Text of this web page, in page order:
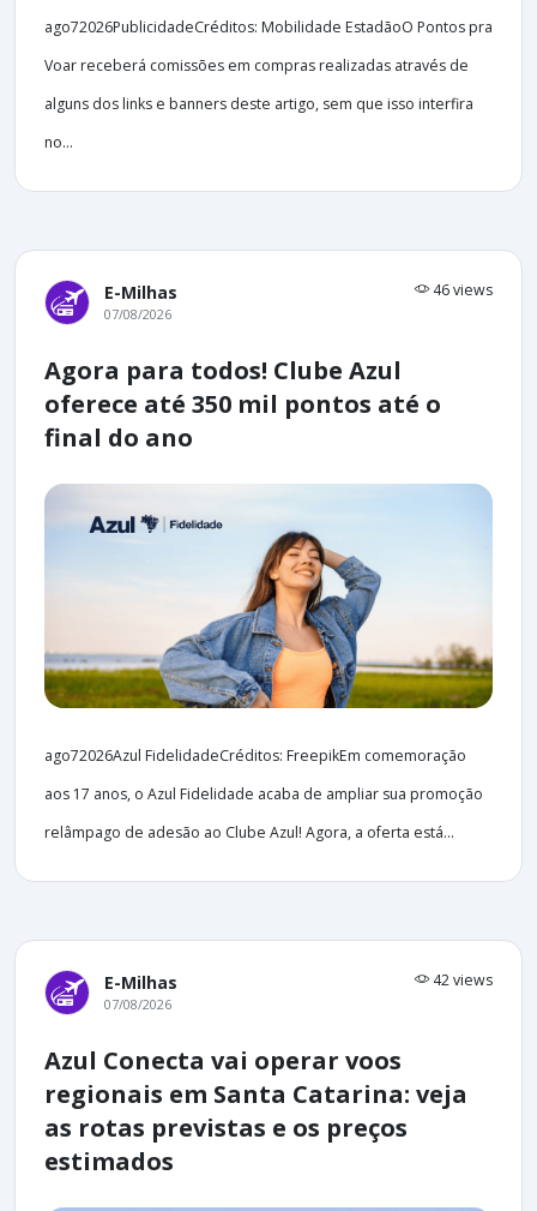
ago72026PublicidadeCréditos: Mobilidade EstadãoO Pontos pra
Voar receberá comissões em compras realizadas através de
alguns dos links e banners deste artigo, sem que isso interfira
no...
E-Milhas 46 views
07/08/2026
Agora para todos! Clube Azul
oferece até 350 mil pontos até o
final do ano
ago72026Azul FidelidadeCréditos: FreepikEm comemoração
aos 17 anos, o Azul Fidelidade acaba de ampliar sua promoção
relâmpago de adesão ao Clube Azul! Agora, a oferta está...
E-Milhas 42 views
07/08/2026
Azul Conecta vai operar voos
regionais em Santa Catarina: veja
as rotas previstas e os preços
estimados